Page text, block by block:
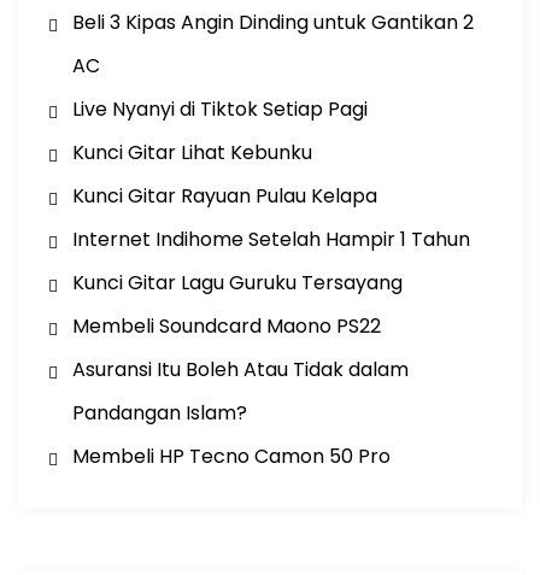
Beli 3 Kipas Angin Dinding untuk Gantikan 2
AC
Live Nyanyi di Tiktok Setiap Pagi
Kunci Gitar Lihat Kebunku
Kunci Gitar Rayuan Pulau Kelapa
Internet Indihome Setelah Hampir 1 Tahun
Kunci Gitar Lagu Guruku Tersayang
Membeli Soundcard Maono PS22
Asuransi Itu Boleh Atau Tidak dalam
Pandangan Islam?
Membeli HP Tecno Camon 50 Pro